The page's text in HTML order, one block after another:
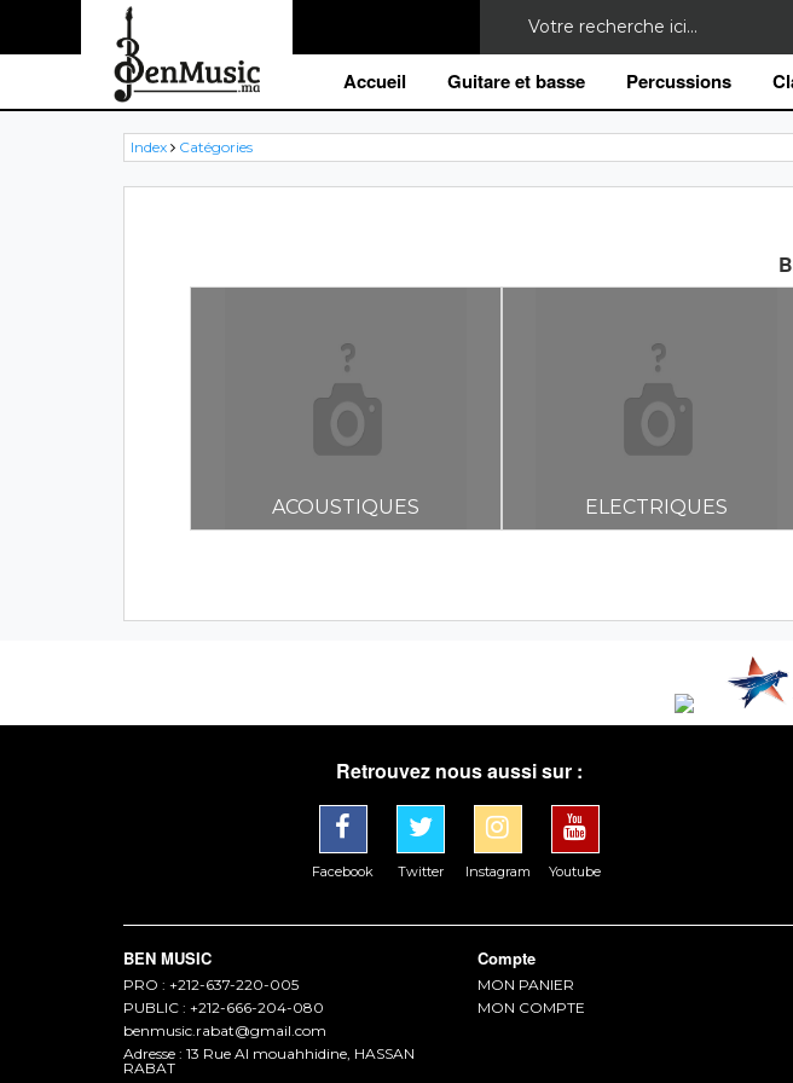
Accueil Guitare et basse Percussions
Index Catégories
ACOUSTIQUES ELECTRIQUES
Retrouvez nous aussi sur :
Facebook Twitter Instagram Youtube
BEN MUSIC
PRO : +212-637-220-005
PUBLIC : +212-666-204-080
benmusic.rabat@gmail.com
Adresse : 13 Rue Al mouahhidine, HASSAN
RABAT
Compte
MON PANIER
MON COMPTE